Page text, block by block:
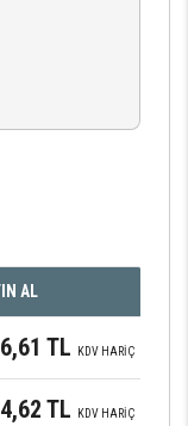
AL
TL KDV HARİÇ
TL KDV HARİÇ